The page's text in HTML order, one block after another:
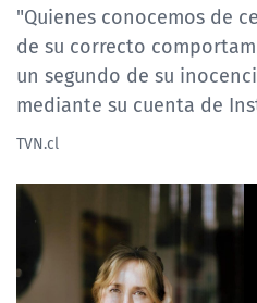
"Quienes conocemos de
de su correcto
un segundo de su
mediante su cuenta de
TVN.cl